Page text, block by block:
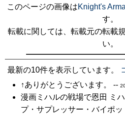
このページの画像はKnight's
す。
転載に関しては、転載元の転載
い。
最新の10件を表示しています。
↑ありがとうございます。 --
漫画ミハルの戦場で恩田 ミ
プ・サプレッサー・バイポ